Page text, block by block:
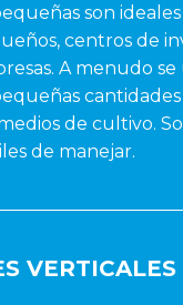
son
centros de
A menudo
de cultivo.
de manejar.
VERTICALES